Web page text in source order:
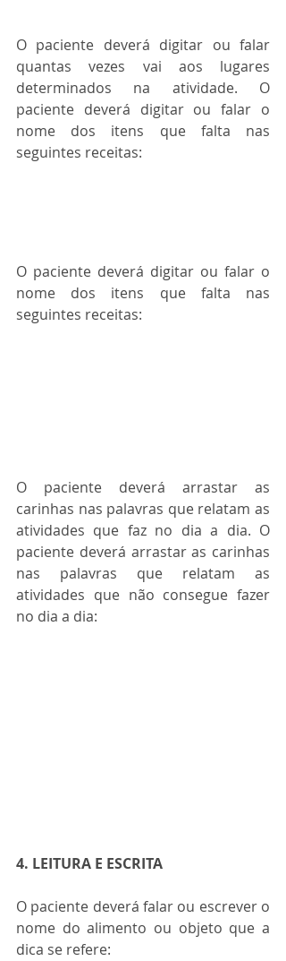
O paciente deverá digitar ou falar
quantas vezes vai aos lugares
determinados na atividade. O
paciente deverá digitar ou falar o
nome dos itens que falta nas
seguintes receitas:
O paciente deverá digitar ou falar o
nome dos itens que falta nas
seguintes receitas:
O paciente deverá arrastar as
carinhas nas palavras que relatam as
atividades que faz no dia a dia. O
paciente deverá arrastar as carinhas
nas palavras que relatam as
atividades que não consegue fazer
no dia a dia:
4. LEITURA E ESCRITA
O paciente deverá falar ou escrever o
nome do alimento ou objeto que a
dica se refere: